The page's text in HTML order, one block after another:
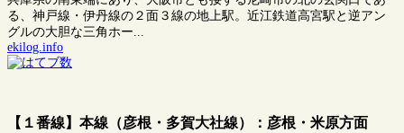
る、神戸線・伊丹線の２面３線の地上駅。近江鉄道高宮駅と逆アン
グルの大胆な三角ホー...
ekilog.info
【１番線】本線（彦根・多賀大社線）：彦根・米原方面